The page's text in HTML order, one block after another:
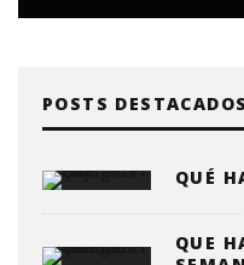
POSTS DESTACADOS
QUÉ
QUE